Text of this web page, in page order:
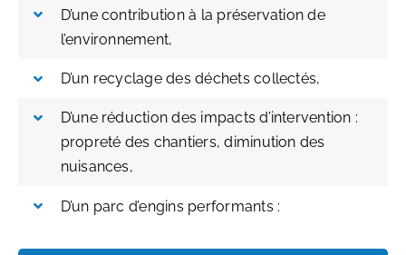
D’une contribution à la préservation de
l’environnement,
D’un recyclage des déchets collectés,
D’une réduction des impacts d’intervention :
propreté des chantiers, diminution des
nuisances,
D’un parc d’engins performants :